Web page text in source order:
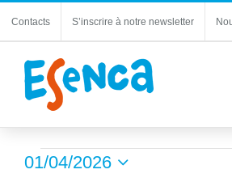
Contacts S’inscrire à notre newsletter
Évènements
01/04/2026